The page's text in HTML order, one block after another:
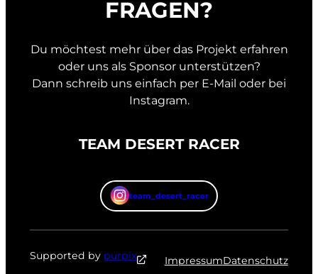
FRAGEN?
Du möchtest mehr über das Projekt erfahren
oder uns als Sponsor unterstützen?
Dann schreib uns einfach per E-Mail oder bei
Instagram.
TEAM DESERT RACER
team_desert_racer
Supported by purpix ImpressumDatenschutz